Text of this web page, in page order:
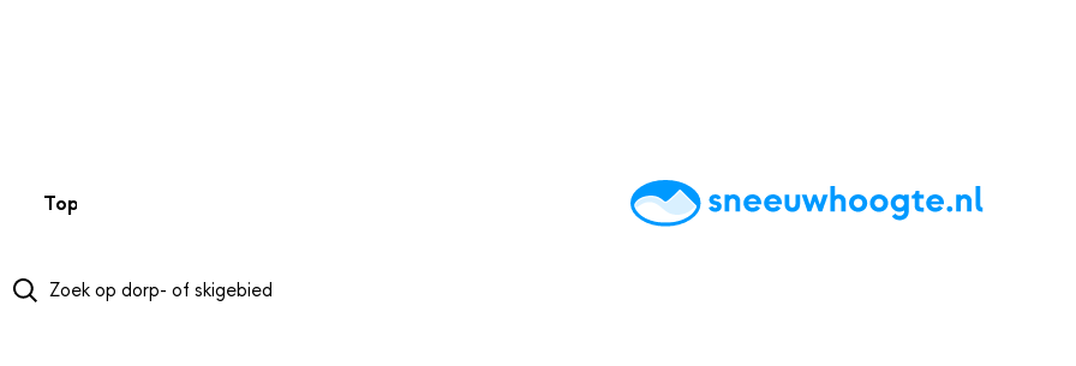
Top 50 AccommodatiesTipsReviewsLive updatesApp